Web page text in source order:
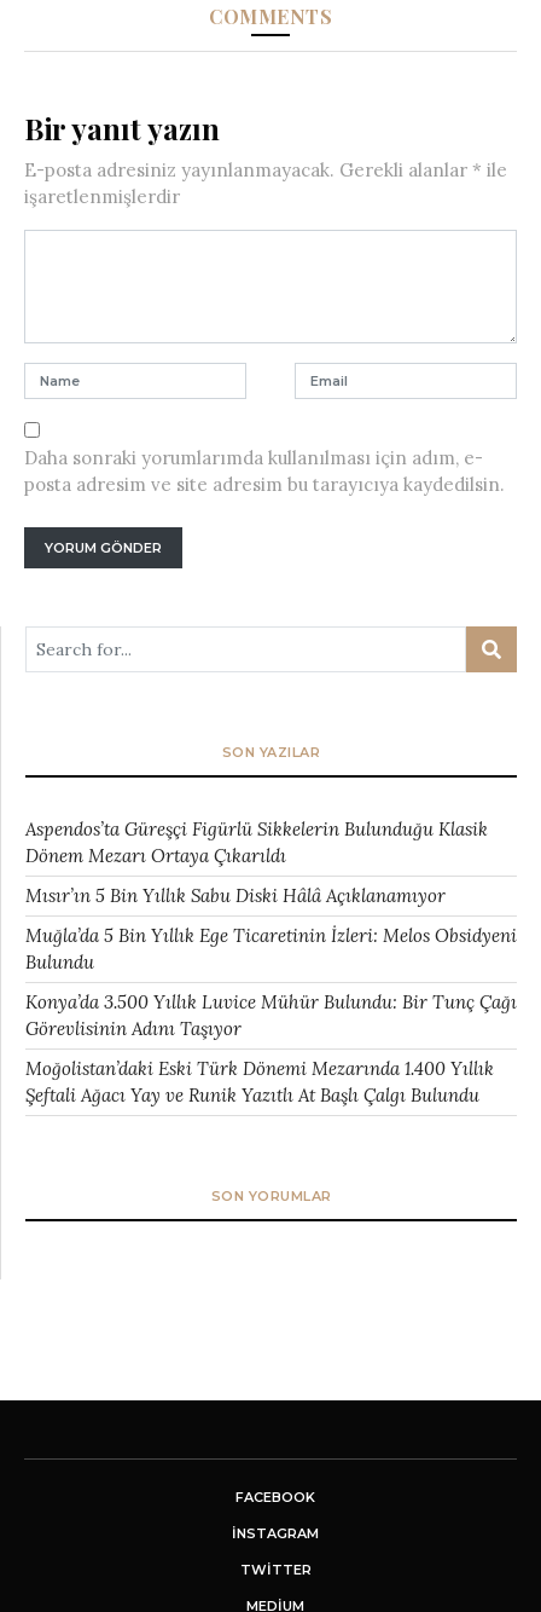
COMMENTS
Bir yanıt yazın
E-posta adresiniz yayınlanmayacak. Gerekli alanlar * ile
işaretlenmişlerdir
Daha sonraki yorumlarımda kullanılması için adım, e-
posta adresim ve site adresim bu tarayıcıya kaydedilsin.
SON YAZILAR
Aspendos’ta Güreşçi Figürlü Sikkelerin Bulunduğu Klasik
Dönem Mezarı Ortaya Çıkarıldı
Mısır’ın 5 Bin Yıllık Sabu Diski Hâlâ Açıklanamıyor
Muğla’da 5 Bin Yıllık Ege Ticaretinin İzleri: Melos Obsidyeni
Bulundu
Konya’da 3.500 Yıllık Luvice Mühür Bulundu: Bir Tunç Çağı
Görevlisinin Adını Taşıyor
Moğolistan’daki Eski Türk Dönemi Mezarında 1.400 Yıllık
Şeftali Ağacı Yay ve Runik Yazıtlı At Başlı Çalgı Bulundu
SON YORUMLAR
FACEBOOK
INSTAGRAM
TWITTER
MEDIUM